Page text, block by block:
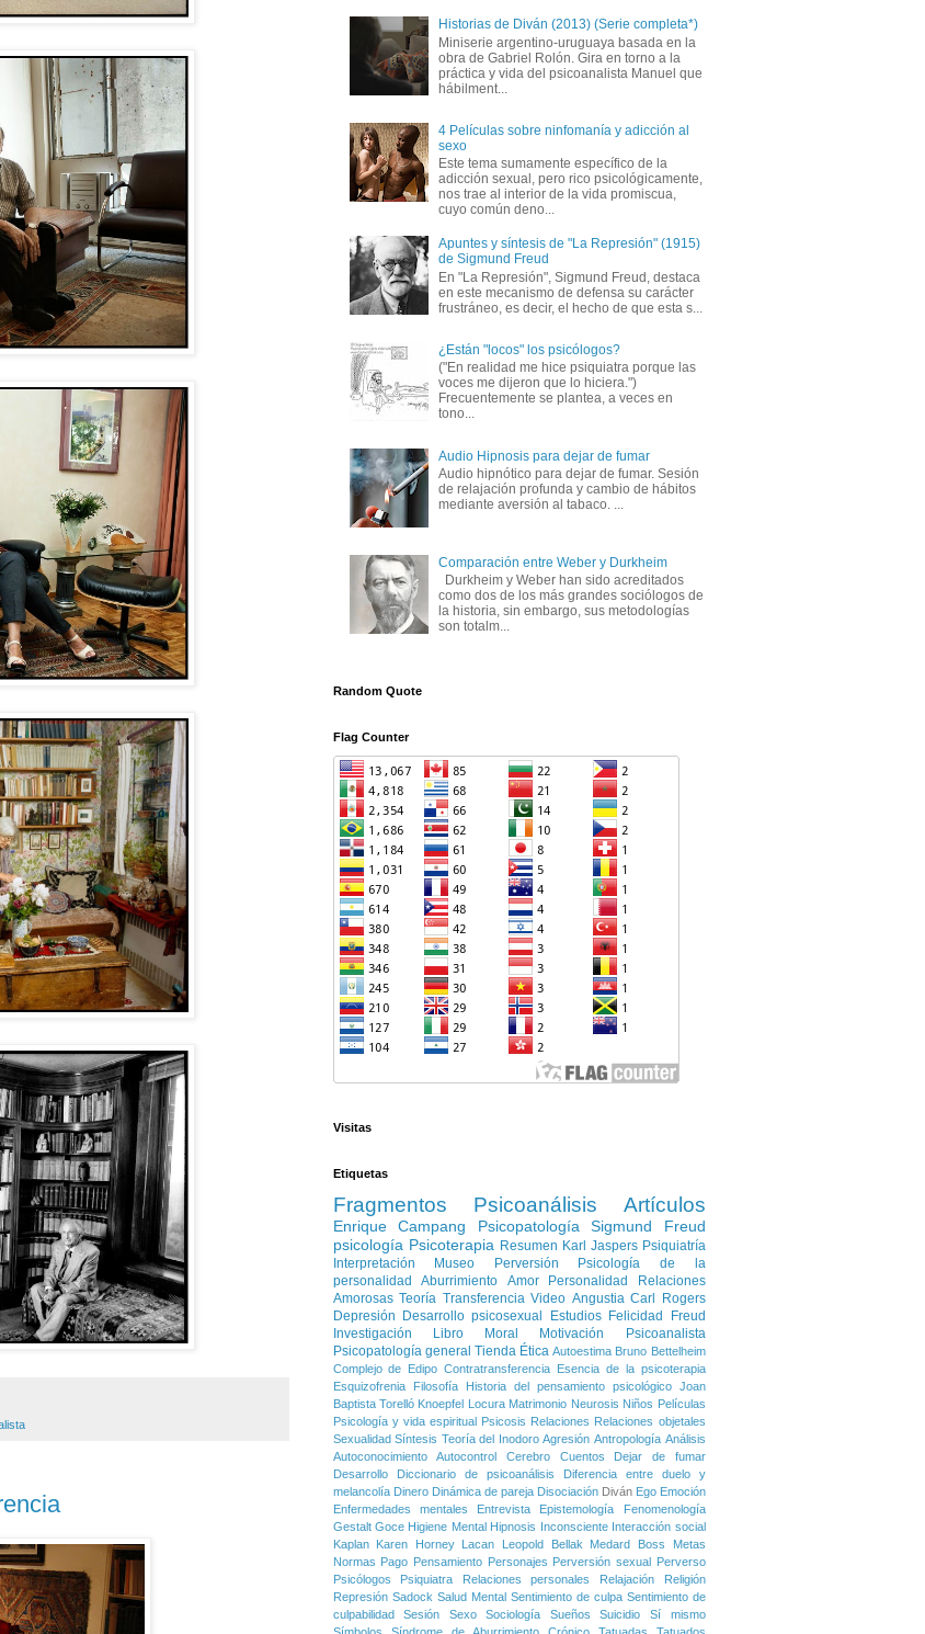
Historias de Diván (2013) (Serie completa*)
Miniserie argentino-uruguaya basada en la
obra de Gabriel Rolón. Gira en torno a la
práctica y vida del psicoanalista Manuel que
hábilment...
4 Películas sobre ninfomanía y adicción al
sexo
Este tema sumamente específico de la
adicción sexual, pero rico psicológicamente,
nos trae al interior de la vida promiscua,
cuyo común deno...
Apuntes y síntesis de "La Represión" (1915)
de Sigmund Freud
En "La Represión", Sigmund Freud, destaca
en este mecanismo de defensa su carácter
frustráneo, es decir, el hecho de que esta s...
¿Están "locos" los psicólogos?
("En realidad me hice psiquiatra porque las
voces me dijeron que lo hiciera.")
Frecuentemente se plantea, a veces en
tono...
Audio Hipnosis para dejar de fumar
Audio hipnótico para dejar de fumar. Sesión
de relajación profunda y cambio de hábitos
mediante aversión al tabaco. ...
Comparación entre Weber y Durkheim
Durkheim y Weber han sido acreditados
como dos de los más grandes sociólogos de
la historia, sin embargo, sus metodologías
son totalm...
Random Quote
Flag Counter
Visitas
Etiquetas
Fragmentos Psicoanálisis Artículos
Enrique Campang Psicopatología
Sigmund Freud
psicología Psicoterapia Resumen Karl Jaspers Psiquiatría
Interpretación
Museo Perversión
Psicología de la
personalidad
Aburrimiento Amor Personalidad
Relaciones
Amorosas Teoría Transferencia Video Angustia Carl Rogers
Depresión
Desarrollo psicosexual Estudios Felicidad
Freud
Investigación
Libro Moral Motivación
Psicoanalista
Psicopatología general Tienda Ética Autoestima Bruno Bettelheim
Complejo de Edipo Contratransferencia Esencia de la psicoterapia
Esquizofrenia
Filosofía Historia del pensamiento psicológico
Joan
Baptista Torelló Knoepfel Locura Matrimonio Neurosis Niños Películas
Psicología y vida espiritual Psicosis Relaciones Relaciones objetales
Sexualidad Síntesis Teoría del Inodoro Agresión Antropología Análisis
Autoconocimiento
Autocontrol Cerebro Cuentos
Dejar de fumar
Desarrollo
Diccionario de psicoanálisis
Diferencia entre duelo y
melancolía Dinero Dinámica de pareja Disociación Diván Ego Emoción
Enfermedades mentales
Entrevista Epistemología
Fenomenología
Gestalt Goce Higiene Mental Hipnosis Inconsciente Interacción social
Kaplan
Karen Horney Lacan Leopold Bellak Medard Boss
Metas
Normas Pago Pensamiento Personajes Perversión sexual Perverso
Psicólogos
Psiquiatra Relaciones personales Relajación
Religión
Represión Sadock Salud Mental Sentimiento de culpa Sentimiento de
culpabilidad
Sesión Sexo Sociología Sueños Suicidio
Sí mismo